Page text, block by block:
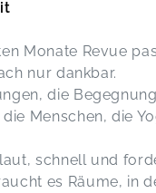
Monate Revue
nur dankbar.
die
Menschen, die
schnell und
es Räume, in